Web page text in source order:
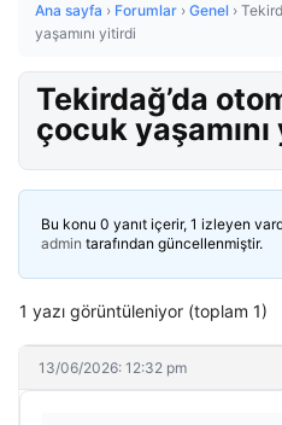
Ana sayfa › Forumlar › Genel ›
yaşamını yitirdi
Tekirdağ’da
çocuk
Bu konu 0 yanıt içerir, 1 izleyen
admin tarafından güncellenmiştir.
1 yazı görüntüleniyor (toplam 1)
13/06/2026: 12:32 pm